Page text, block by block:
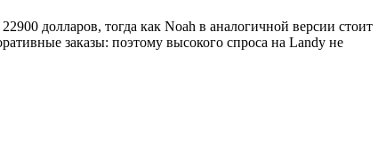
долларов, тогда как Noah в аналогичной версии стоит
заказы: поэтому высокого спроса на Landy не